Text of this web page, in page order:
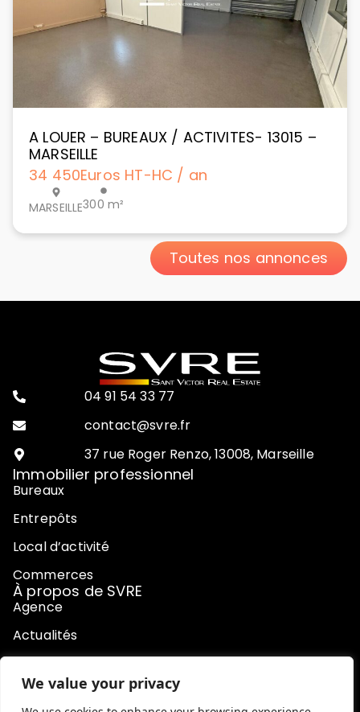
We value your privacy
A LOUER – BUREAUX / ACTIVITES- 13015 –
MARSEILLE
34 450Euros HT-HC / an
MARSEILLE300 m²
Toutes nos annonces
04 91 54 33 77
contact@svre.fr
37 rue Roger Renzo, 13008, Marseille
Immobilier professionnel
Bureaux
Entrepôts
Local d’activité
Commerces
À propos de SVRE
Agence
Actualités
Honoraires